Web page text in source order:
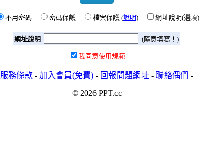
不用密碼 密碼保護 檔案保護 (說明) 網址說明(選填)
網址說明 (隨意填寫！)
我同意使用規範
服務條款 - 加入會員(免費) - 回報問題網址 - 聯絡偶們 -
© 2026 PPT.cc